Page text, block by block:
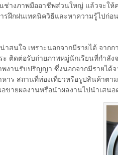
ช่างภาพมืออาชีพส่วนใหญ่ แล้วจะใ
รฝึกฝนเทคนิควิธีและหาความรู้ไปก่
าสนใจ เพราะนอกจากมีรายได้ จา
ติดต่อรับถ่ายภาพหมู่นักเรียนที่กำลั
งานรับปริญญา ซึ่งนอกจากมีรายได้
าร สถานที่ท่องเที่ยวหรือรูปสินค้าต
อขายผลงานหรือนำผลงานไปนำเสน